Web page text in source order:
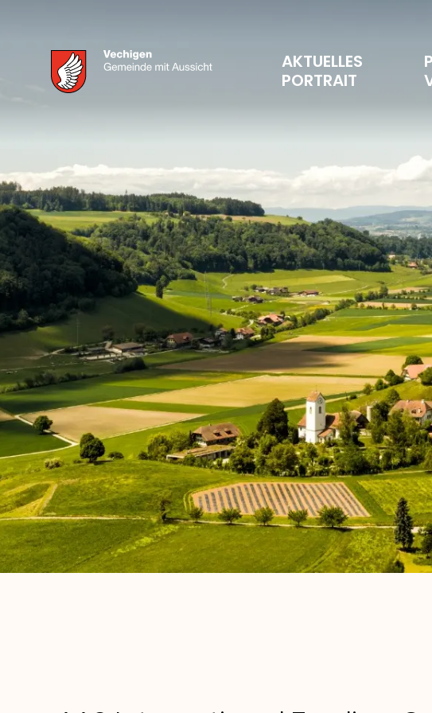
AKTUELLES
PORTRAIT